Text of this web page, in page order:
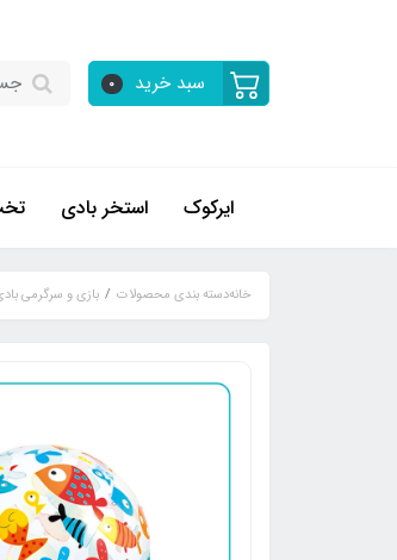
سبد خرید 0
ایرکوک استخر بادی
خانهدسته بندی محصولات بازی و سرگرمی